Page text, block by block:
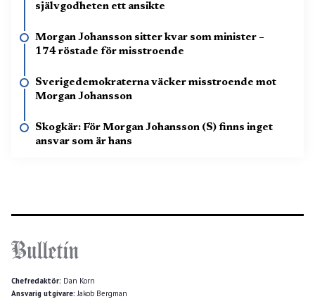
självgodheten ett ansikte
Morgan Johansson sitter kvar som minister –
174 röstade för misstroende
Sverigedemokraterna väcker misstroende mot
Morgan Johansson
Skogkär: För Morgan Johansson (S) finns inget
ansvar som är hans
Chefredaktör: Dan Korn
Ansvarig utgivare: Jakob Bergman